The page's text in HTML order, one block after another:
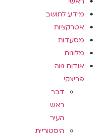
מידע לתושב
אטרקציות
מסעדות
מלונות
אודות נווה
פריצקי
דבר
ראש
העיר
היסטוריית